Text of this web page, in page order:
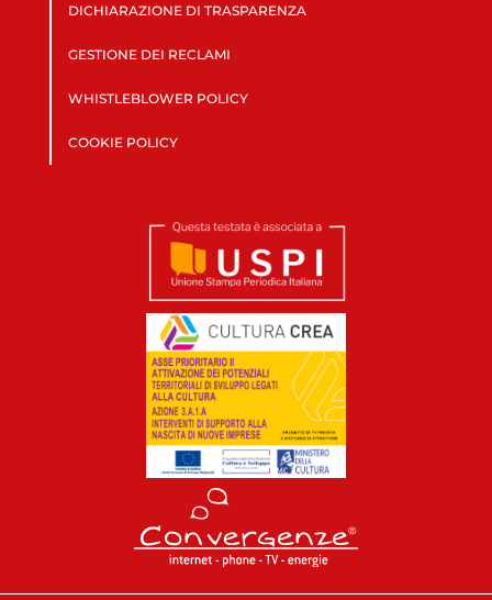
DICHIARAZIONE DI TRASPARENZA
GESTIONE DEI RECLAMI
WHISTLEBLOWER POLICY
COOKIE POLICY